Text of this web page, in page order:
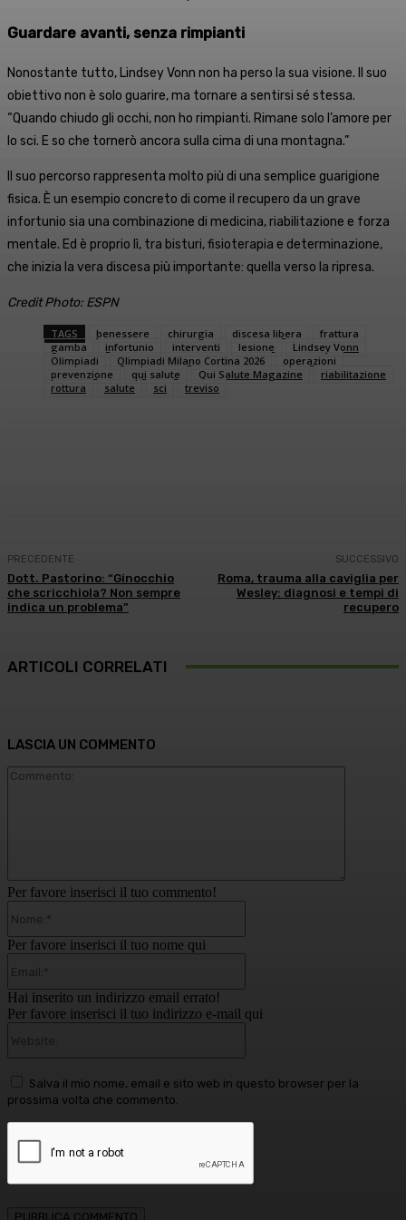
Guardare avanti, senza rimpianti
Nonostante tutto, Lindsey Vonn non ha perso la sua visione. Il suo
obiettivo non è solo guarire, ma tornare a sentirsi sé stessa.
“Quando chiudo gli occhi, non ho rimpianti. Rimane solo l’amore per
lo sci. E so che tornerò ancora sulla cima di una montagna.”
Il suo percorso rappresenta molto più di una semplice guarigione
fisica. È un esempio concreto di come il recupero da un grave
infortunio sia una combinazione di medicina, riabilitazione e forza
mentale. Ed è proprio lì, tra bisturi, fisioterapia e determinazione,
che inizia la vera discesa più importante: quella verso la ripresa.
Credit Photo: ESPN
TAGS benessere chirurgia discesa libera
frattura
gamba
infortunio interventi lesione
Lindsey Vonn
Olimpiadi
Olimpiadi Milano Cortina 2026
operazioni
prevenzione
qui salute Qui Salute Magazine
riabilitazione
rottura
salute sci treviso
PRECEDENTE
Dott. Pastorino: “Ginocchio
che scricchiola? Non sempre
indica un problema”
SUCCESSIVO
Roma, trauma alla caviglia per
Wesley: diagnosi e tempi di
recupero
ARTICOLI CORRELATI
LASCIA UN COMMENTO
Per favore inserisci il tuo commento!
Per favore inserisci il tuo nome qui
Hai inserito un indirizzo email errato!
Per favore inserisci il tuo indirizzo e-mail qui
Salva il mio nome, email e sito web in questo browser per la
prossima volta che commento.